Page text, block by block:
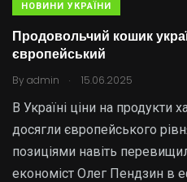
НОВИНИ УКРАЇНИ
Продовольчий кошик
європейський
By admin . 15.06.2025
В Україні ціни на продукти
досягли європейського
позиціями навіть
економіст Олег Пендзин в